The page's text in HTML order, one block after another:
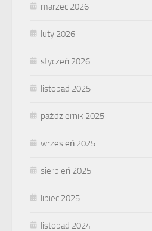
marzec 2026
luty 2026
styczeń 2026
listopad 2025
październik 2025
wrzesień 2025
sierpień 2025
lipiec 2025
listopad 2024